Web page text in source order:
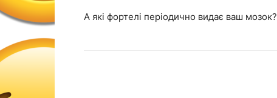
А які фортелі періодично видає ваш мозок?